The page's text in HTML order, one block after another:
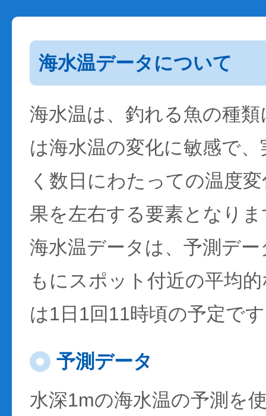
海水温データについて
海水温は、釣れる魚の種
は海水温の変化に敏感で
く数日にわたっての温度
果を左右する要素となり
海水温データは、予測デ
もにスポット付近の平均
は1日1回11時頃の予定で
予測データ
水深1mの海水温の予測を